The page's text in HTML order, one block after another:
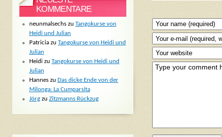
KOMMENTARE
neunmalsechszu Tangokurse von
Heidi und Julian
Patriciazu Tangokurse von Heidi und
Julian
Heidizu Tangokurse von Heidi und
Julian
Hanneszu Das dicke Ende von der
Milonga: La Cumparsita
Jörgzu Zitzmanns Rückzug